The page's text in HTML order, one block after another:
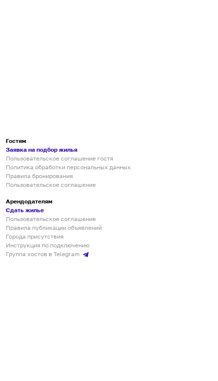
Гостям
Заявка на подбор жилья
Пользовательское соглашение гостя
Политика обработки персональных данных
Правила бронирования
Пользовательское соглашение
Арендодателям
Сдать жилье
Пользовательское соглашение
Правила публикации объявлений
Города присутствия
Инструкция по подключению
Группа хостов в Telegram